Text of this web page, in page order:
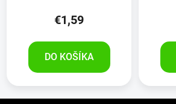
€1,59
DO KOŠÍKA